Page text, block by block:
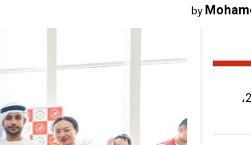
إنتاج القمح في مصر خلال موسم 2026،